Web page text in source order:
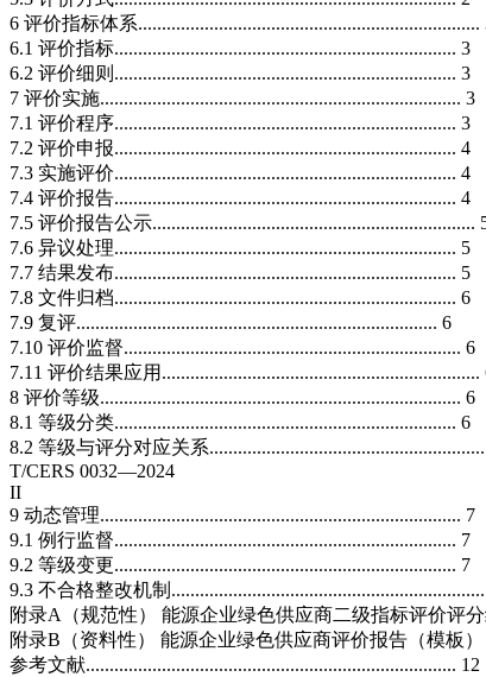
6 评价指标体系........................................................................
6.1 评价指标........................................................................ 3
6.2 评价细则........................................................................ 3
7 评价实施............................................................................ 3
7.1 评价程序........................................................................ 3
7.2 评价申报........................................................................ 4
7.3 实施评价........................................................................ 4
7.4 评价报告........................................................................ 4
7.5 评价报告公示....................................................................
7.6 异议处理........................................................................ 5
7.7 结果发布........................................................................ 5
7.8 文件归档........................................................................ 6
7.9 复评............................................................................ 6
7.10 评价监督....................................................................... 6
7.11 评价结果应用...................................................................
8 评价等级............................................................................ 6
8.1 等级分类........................................................................ 6
8.2 等级与评分对应关系
T/CERS 0032—2024
II
9 动态管理............................................................................ 7
9.1 例行监督........................................................................ 7
9.2 等级变更........................................................................ 7
9.3 不合格整改机制
附录A（规范性） 能源企业绿色供应商二级指标评价评分
附录B（资料性） 能源企业绿色供应商评价报告（模板）
参考文献.............................................................................. 12